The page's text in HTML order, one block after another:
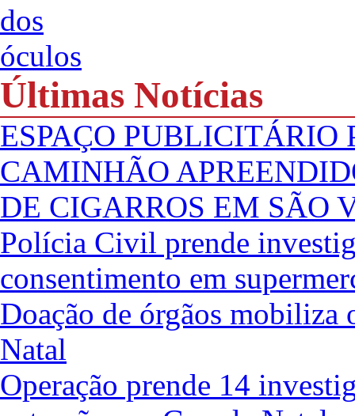
Últimas Notícias
ESPAÇO PUBLICITÁRIO
CAMINHÃO
DE CIGARROS EM SÃO
Polícia Civil prende
consentimento em
Doação de órgãos mobiliza
Natal
Operação prende 14